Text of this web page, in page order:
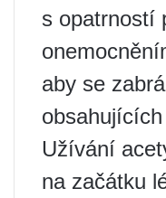
s opatrností
aby se
Užívání
na začátku